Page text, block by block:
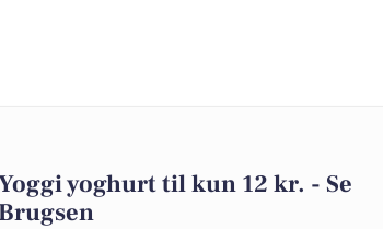
yoghurt til kun 12 kr. - Se